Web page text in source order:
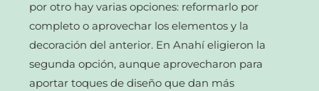
por otro hay varias opciones: reformarlo por
completo o aprovechar los elementos y la
decoración del anterior. En Anahí eligieron la
segunda opción, aunque aprovecharon para
aportar toques de diseño que dan más